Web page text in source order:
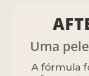
Uma
A fórmula